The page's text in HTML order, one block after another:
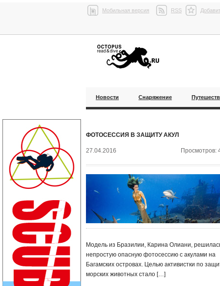
Мобильная версия RSS
Новости Снаряжение
ФОТОСЕСCИЯ В ЗАЩИТУ АКУЛ
27.04.2016 Просмотров:
Модель из Бразилии, Карина Олиани,
непростую опасную фотосессию с акулами на
Багамских островах. Целью активистки по
морских животных стало […]